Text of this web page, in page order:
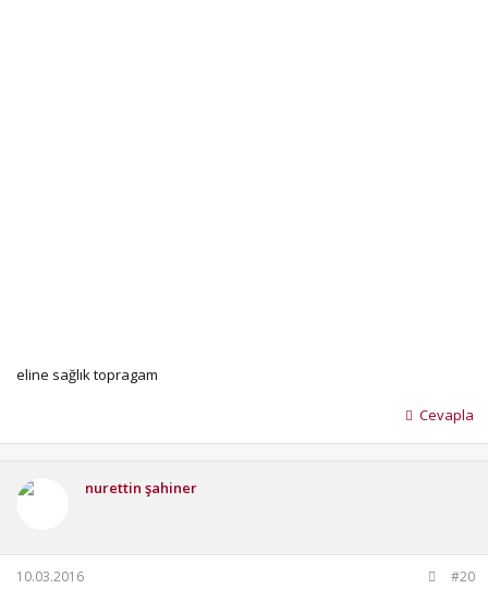
eline sağlık topragam
Cevapla
nurettin şahiner
10.03.2016 #20